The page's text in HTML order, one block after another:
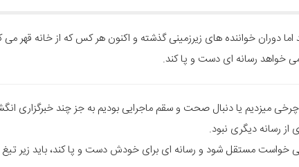
دوران خواننده های زیرزمینی گذشته و اکنون هر کس که از خانه قهر می
خواهد رسانه ای دست و پا کند.
میزدیم یا دنبال صحت و سقم ماجرایی بودیم به جز چند خبرگزاری
از رسانه دیگری نبود.
خواست مستقل شود و رسانه ای برای خودش دست و پا کند، باید زیر تیغ